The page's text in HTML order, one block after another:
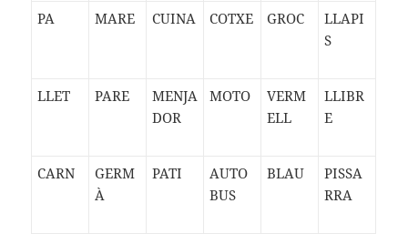
PA MARE CUINA COTXE GROC
LLAPI
S
LLET PARE
MENJA
DOR
MOTO
VERM
ELL
LLIBR
E
CARN
GERM
À
PATI
AUTO
BUS
BLAU
PISSA
RRA